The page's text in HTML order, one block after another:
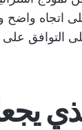
اتجاه واضح
التوافق